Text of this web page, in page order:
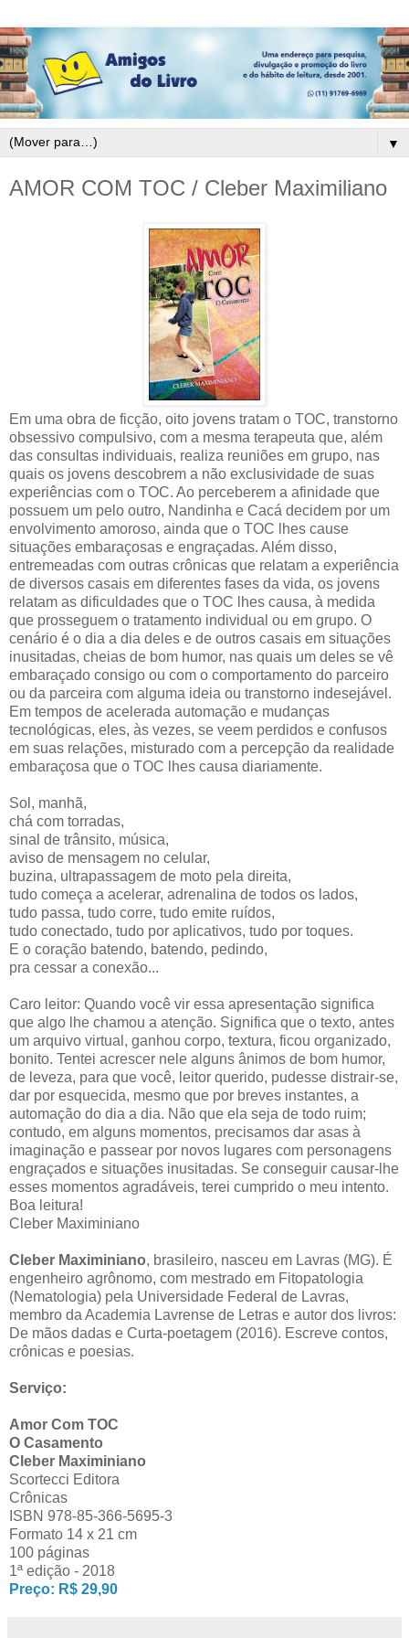
▼
AMOR COM TOC / Cleber Maximiliano
Em uma obra de ficção, oito jovens tratam o TOC, transtorno
obsessivo compulsivo, com a mesma terapeuta que, além
das consultas individuais, realiza reuniões em grupo, nas
quais os jovens descobrem a não exclusividade de suas
experiências com o TOC. Ao perceberem a afinidade que
possuem um pelo outro, Nandinha e Cacá decidem por um
envolvimento amoroso, ainda que o TOC lhes cause
situações embaraçosas e engraçadas. Além disso,
entremeadas com outras crônicas que relatam a experiência
de diversos casais em diferentes fases da vida, os jovens
relatam as dificuldades que o TOC lhes causa, à medida
que prosseguem o tratamento individual ou em grupo. O
cenário é o dia a dia deles e de outros casais em situações
inusitadas, cheias de bom humor, nas quais um deles se vê
embaraçado consigo ou com o comportamento do parceiro
ou da parceira com alguma ideia ou transtorno indesejável.
Em tempos de acelerada automação e mudanças
tecnológicas, eles, às vezes, se veem perdidos e confusos
em suas relações, misturado com a percepção da realidade
embaraçosa que o TOC lhes causa diariamente.
Sol, manhã,
chá com torradas,
sinal de trânsito, música,
aviso de mensagem no celular,
buzina, ultrapassagem de moto pela direita,
tudo começa a acelerar, adrenalina de todos os lados,
tudo passa, tudo corre, tudo emite ruídos,
tudo conectado, tudo por aplicativos, tudo por toques.
E o coração batendo, batendo, pedindo,
pra cessar a conexão...
Caro leitor: Quando você vir essa apresentação significa
que algo lhe chamou a atenção. Significa que o texto, antes
um arquivo virtual, ganhou corpo, textura, ficou organizado,
bonito. Tentei acrescer nele alguns ânimos de bom humor,
de leveza, para que você, leitor querido, pudesse distrair-se,
dar por esquecida, mesmo que por breves instantes, a
automação do dia a dia. Não que ela seja de todo ruim;
contudo, em alguns momentos, precisamos dar asas à
imaginação e passear por novos lugares com personagens
engraçados e situações inusitadas. Se conseguir causar-lhe
esses momentos agradáveis, terei cumprido o meu intento.
Boa leitura!
Cleber Maximiniano
Cleber Maximiniano, brasileiro, nasceu em Lavras (MG). É
engenheiro agrônomo, com mestrado em Fitopatologia
(Nematologia) pela Universidade Federal de Lavras,
membro da Academia Lavrense de Letras e autor dos livros:
De mãos dadas e Curta-poetagem (2016). Escreve contos,
crônicas e poesias.
Serviço:
Amor Com TOC
O Casamento
Cleber Maximiniano
Scortecci Editora
Crônicas
ISBN 978-85-366-5695-3
Formato 14 x 21 cm
100 páginas
1ª edição - 2018
Preço: R$ 29,90